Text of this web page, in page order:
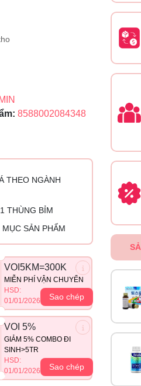
8588002084348
THEO NGÀNH
THÙNG BỈM
SẢN PHẨM
VOI5KM=300K
MIỄN PHÍ VẬN CHUYỂN
HSD:
01/01/2026
Sao chép
VOI 5%
GIẢM 5% COMBO ĐI
SINH>5TR
HSD:
01/01/2026
Sao chép